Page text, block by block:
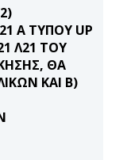
Α ΤΥΠΟΥ UP
Λ21 ΤΟΥ
ΘΑ
ΚΑΙ Β)